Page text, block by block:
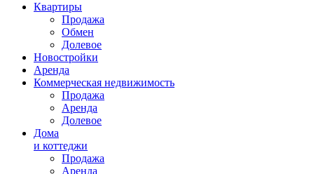
Квартиры
Продажа
Обмен
Долевое
Новостройки
Аренда
Коммерческая недвижимость
Продажа
Аренда
Долевое
Дома
и коттеджи
Продажа
Аренда